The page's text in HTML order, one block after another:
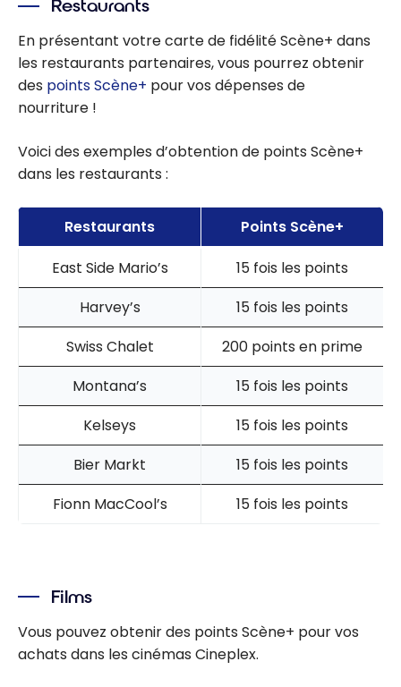
Restaurants
En présentant votre carte de fidélité Scène+ dans
les restaurants partenaires, vous pourrez obtenir
des points Scène+ pour vos dépenses de
nourriture !
Voici des exemples d’obtention de points Scène+
dans les restaurants :
Restaurants
Points Scène+
East Side Mario’s
15 fois les points
Harvey’s
15 fois les points
Swiss Chalet
200 points en prime
Montana’s
15 fois les points
Kelseys
15 fois les points
Bier Markt
15 fois les points
Fionn MacCool’s
15 fois les points
Films
Vous pouvez obtenir des points Scène+ pour vos
achats dans les cinémas Cineplex.